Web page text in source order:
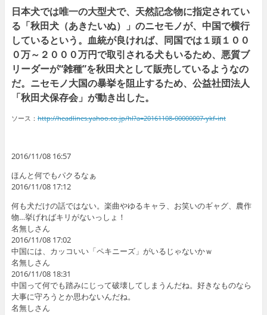
日本犬では唯一の大型犬で、天然記念物に指定されてい
る「秋田犬（あきたいぬ）」のニセモノが、中国で横行
しているという。血統が良ければ、同国では１頭１００
０万～２０００万円で取引される犬もいるため、悪質ブ
リーダーが“雑種”を秋田犬として販売しているようなの
だ。ニセモノ大国の暴挙を阻止するため、公益社団法人
「秋田犬保存会」が動き出した。
ソース： http://headlines.yahoo.co.jp/hl?a=20161108-00000007-ykf-int
2016/11/08 16:57
ほんと何でもパクるなぁ
2016/11/08 17:12
何も犬だけの話ではない。楽曲やゆるキャラ、お笑いのギャグ、農作
物…挙げればキリがないっしょ！
名無しさん
2016/11/08 17:02
中国には、カッコいい「ペキニーズ」がいるじゃないかｗ
名無しさん
2016/11/08 18:31
中国って何でも踏みにじって破壊してしまうんだね。好きなものなら
大事に守ろうとか思わないんだね。
名無しさん